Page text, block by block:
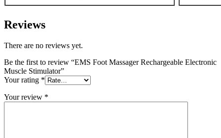
Reviews
There are no reviews yet.
Be the first to review “EMS Foot Massager Rechargeable Electronic
Muscle Stimulator”
Your rating *
Your review *